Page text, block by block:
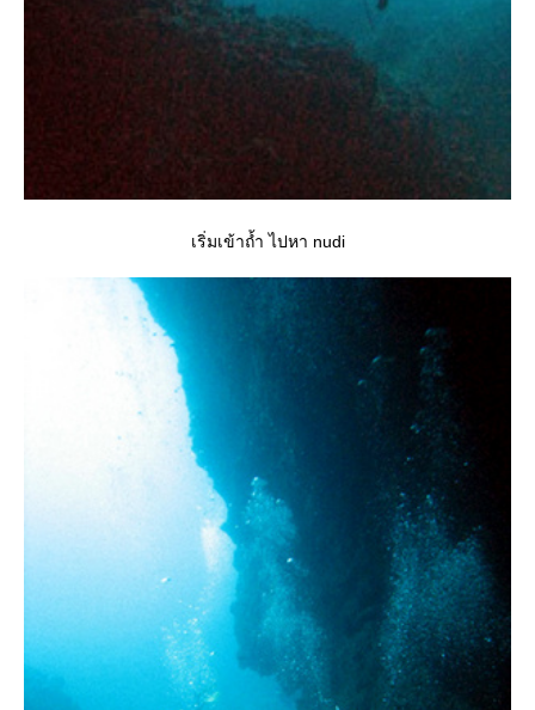
เริ่มเข้าถ้ำ ไปหา nudi